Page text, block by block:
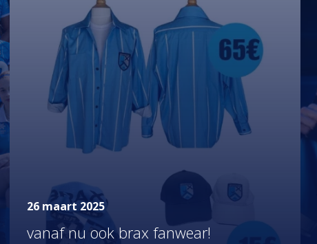
26 maart 2025
vanaf nu ook brax fanwear!